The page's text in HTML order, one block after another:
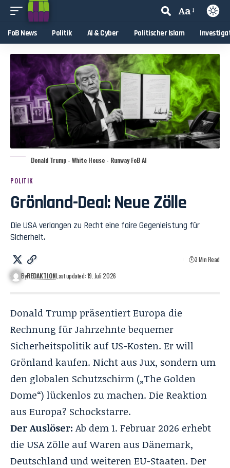
Aa
FoB News Politik AI & Cyber Politischer Islam
Donald Trump - White House - Runway FoB AI
POLITIK
Grönland-Deal: Neue Zölle
Die USA verlangen zu Recht eine faire Gegenleistung für
Sicherheit.
ByREDAKTIONLast updated: 19. Juli 2026
3 Min Read
Donald Trump präsentiert Europa die
Rechnung für Jahrzehnte bequemer
Sicherheitspolitik auf US-Kosten. Er will
Grönland kaufen. Nicht aus Jux, sondern um
den globalen Schutzschirm („The Golden
Dome“) lückenlos zu machen. Die Reaktion
aus Europa? Schockstarre.
Der Auslöser: Ab dem 1. Februar 2026 erhebt
die USA Zölle auf Waren aus Dänemark,
Deutschland und weiteren EU-Staaten. Der